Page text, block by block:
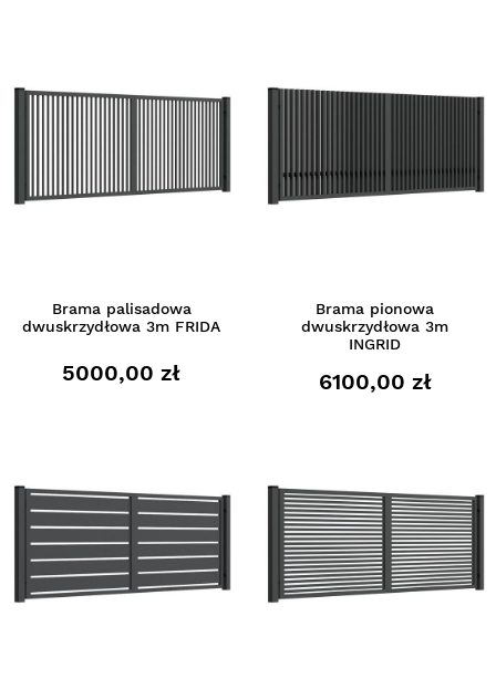
Brama palisadowa
dwuskrzydłowa 3m FRIDA
5000,00 zł
Brama pionowa
dwuskrzydłowa 3m
INGRID
6100,00 zł